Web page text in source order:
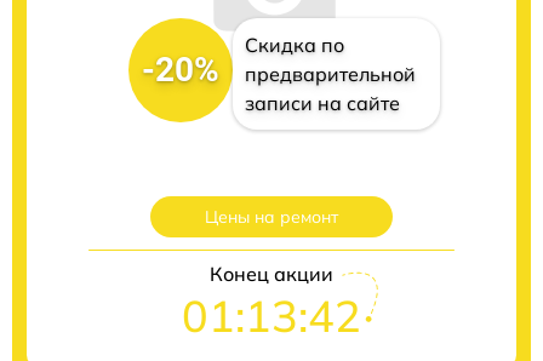
-20%
Скидка по
предварительной
записи на сайте
Цены на ремонт
Конец акции
01:13:41